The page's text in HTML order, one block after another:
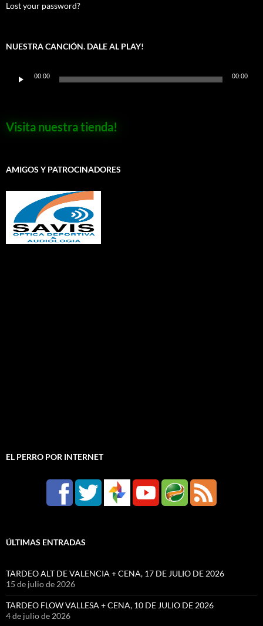
Lost your password?
NUESTRA CANCIÓN. DALE AL PLAY!
Reproductor
00:00 00:00
Visita nuestra tienda!
AMIGOS Y PATROCINADORES
EL PERRO POR INTERNET
ÚLTIMAS ENTRADAS
TARDEO ALT DE VALENCIA + CENA, 17 DE JULIO DE 2026
15 de julio de 2026
TARDEO FLOW VALLESA + CENA, 10 DE JULIO DE 2026
4 de julio de 2026